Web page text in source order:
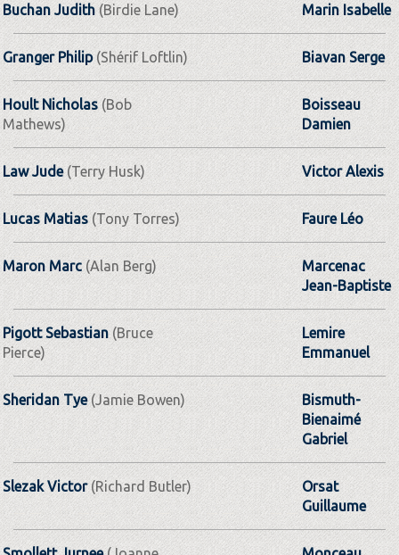
Buchan Judith (Birdie Lane) Marin Isabelle
Granger Philip(Shérif Loftlin) Biavan Serge
Hoult Nicholas(Bob
Mathews)
Boisseau
Damien
Law Jude(Terry Husk) Victor Alexis
Lucas Matias(Tony Torres) Faure Léo
Maron Marc(Alan Berg)
Marcenac
Jean-Baptiste
Pigott Sebastian(Bruce
Pierce)
Lemire
Emmanuel
Sheridan Tye(Jamie Bowen)
Bismuth-
Bienaimé
Gabriel
Slezak Victor(Richard Butler)
Orsat
Guillaume